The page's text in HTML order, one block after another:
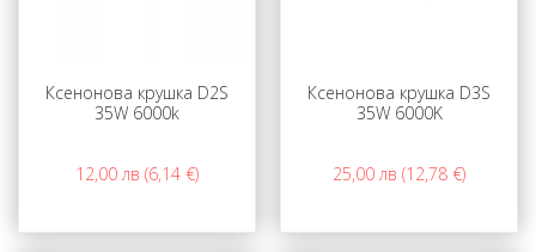
Ксенонова крушка D2S
35W 6000k
12,00 лв (6,14 €)
Ксенонова крушка D3S
35W 6000K
25,00 лв (12,78 €)